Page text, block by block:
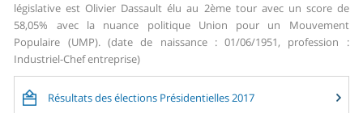
législative est Olivier Dassault élu au 2ème tour avec un score de
58,05% avec la nuance politique Union pour un Mouvement
Populaire (UMP). (date de naissance : 01/06/1951, profession :
Industriel-Chef entreprise)
Résultats des élections Présidentielles 2017